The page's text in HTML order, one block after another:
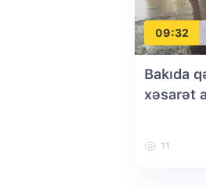
09:32
Bakıda
xəsarət
11